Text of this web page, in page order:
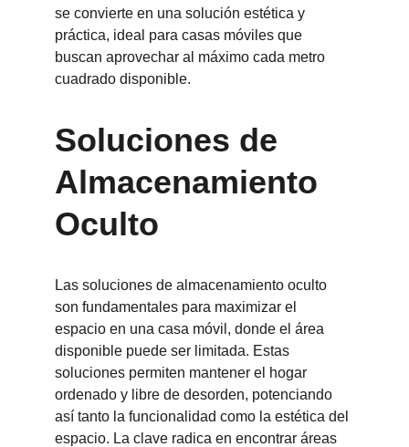
se convierte en una solución estética y
práctica, ideal para casas móviles que
buscan aprovechar al máximo cada metro
cuadrado disponible.
Soluciones de
Almacenamiento
Oculto
Las soluciones de almacenamiento oculto
son fundamentales para maximizar el
espacio en una casa móvil, donde el área
disponible puede ser limitada. Estas
soluciones permiten mantener el hogar
ordenado y libre de desorden, potenciando
así tanto la funcionalidad como la estética del
espacio. La clave radica en encontrar áreas